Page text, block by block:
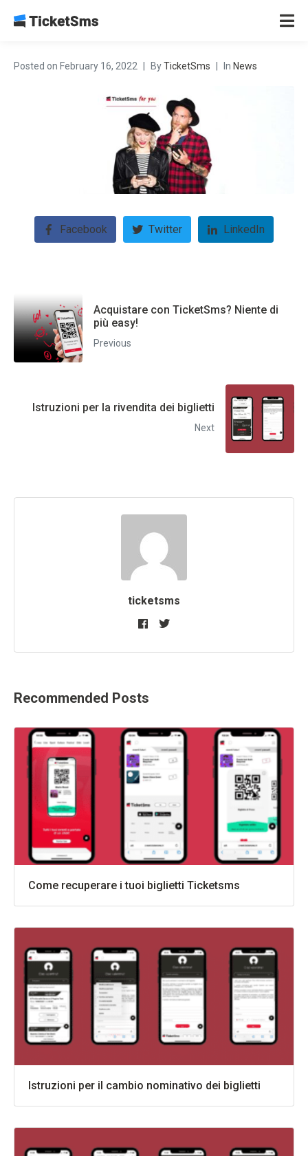
Posted on February 16, 2022 ByTicketSms In News
Facebook Twitter LinkedIn
Acquistare con TicketSms? Niente di
più easy!
Previous
Istruzioni per la rivendita dei biglietti
Next
ticketsms
Recommended Posts
Come recuperare i tuoi biglietti Ticketsms
Istruzioni per il cambio nominativo dei biglietti